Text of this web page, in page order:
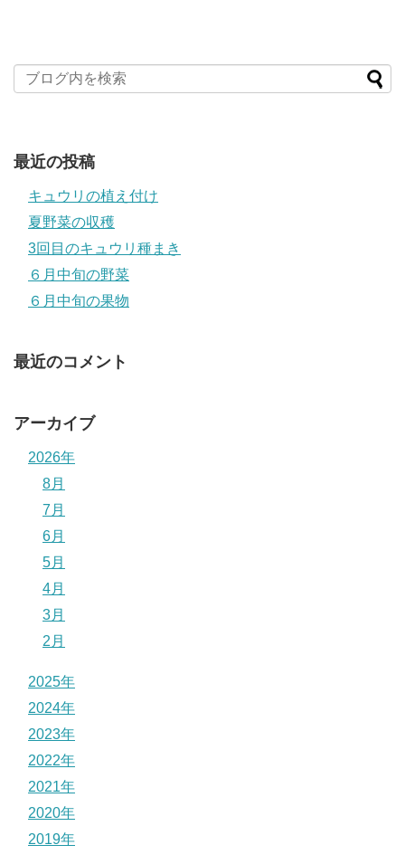
最近の投稿
キュウリの植え付け
夏野菜の収穫
3回目のキュウリ種まき
６月中旬の野菜
６月中旬の果物
最近のコメント
アーカイブ
2026年
8月
7月
6月
5月
4月
3月
2月
2025年
2024年
2023年
2022年
2021年
2020年
2019年